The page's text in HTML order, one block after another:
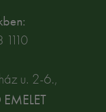
u. 2-6.,